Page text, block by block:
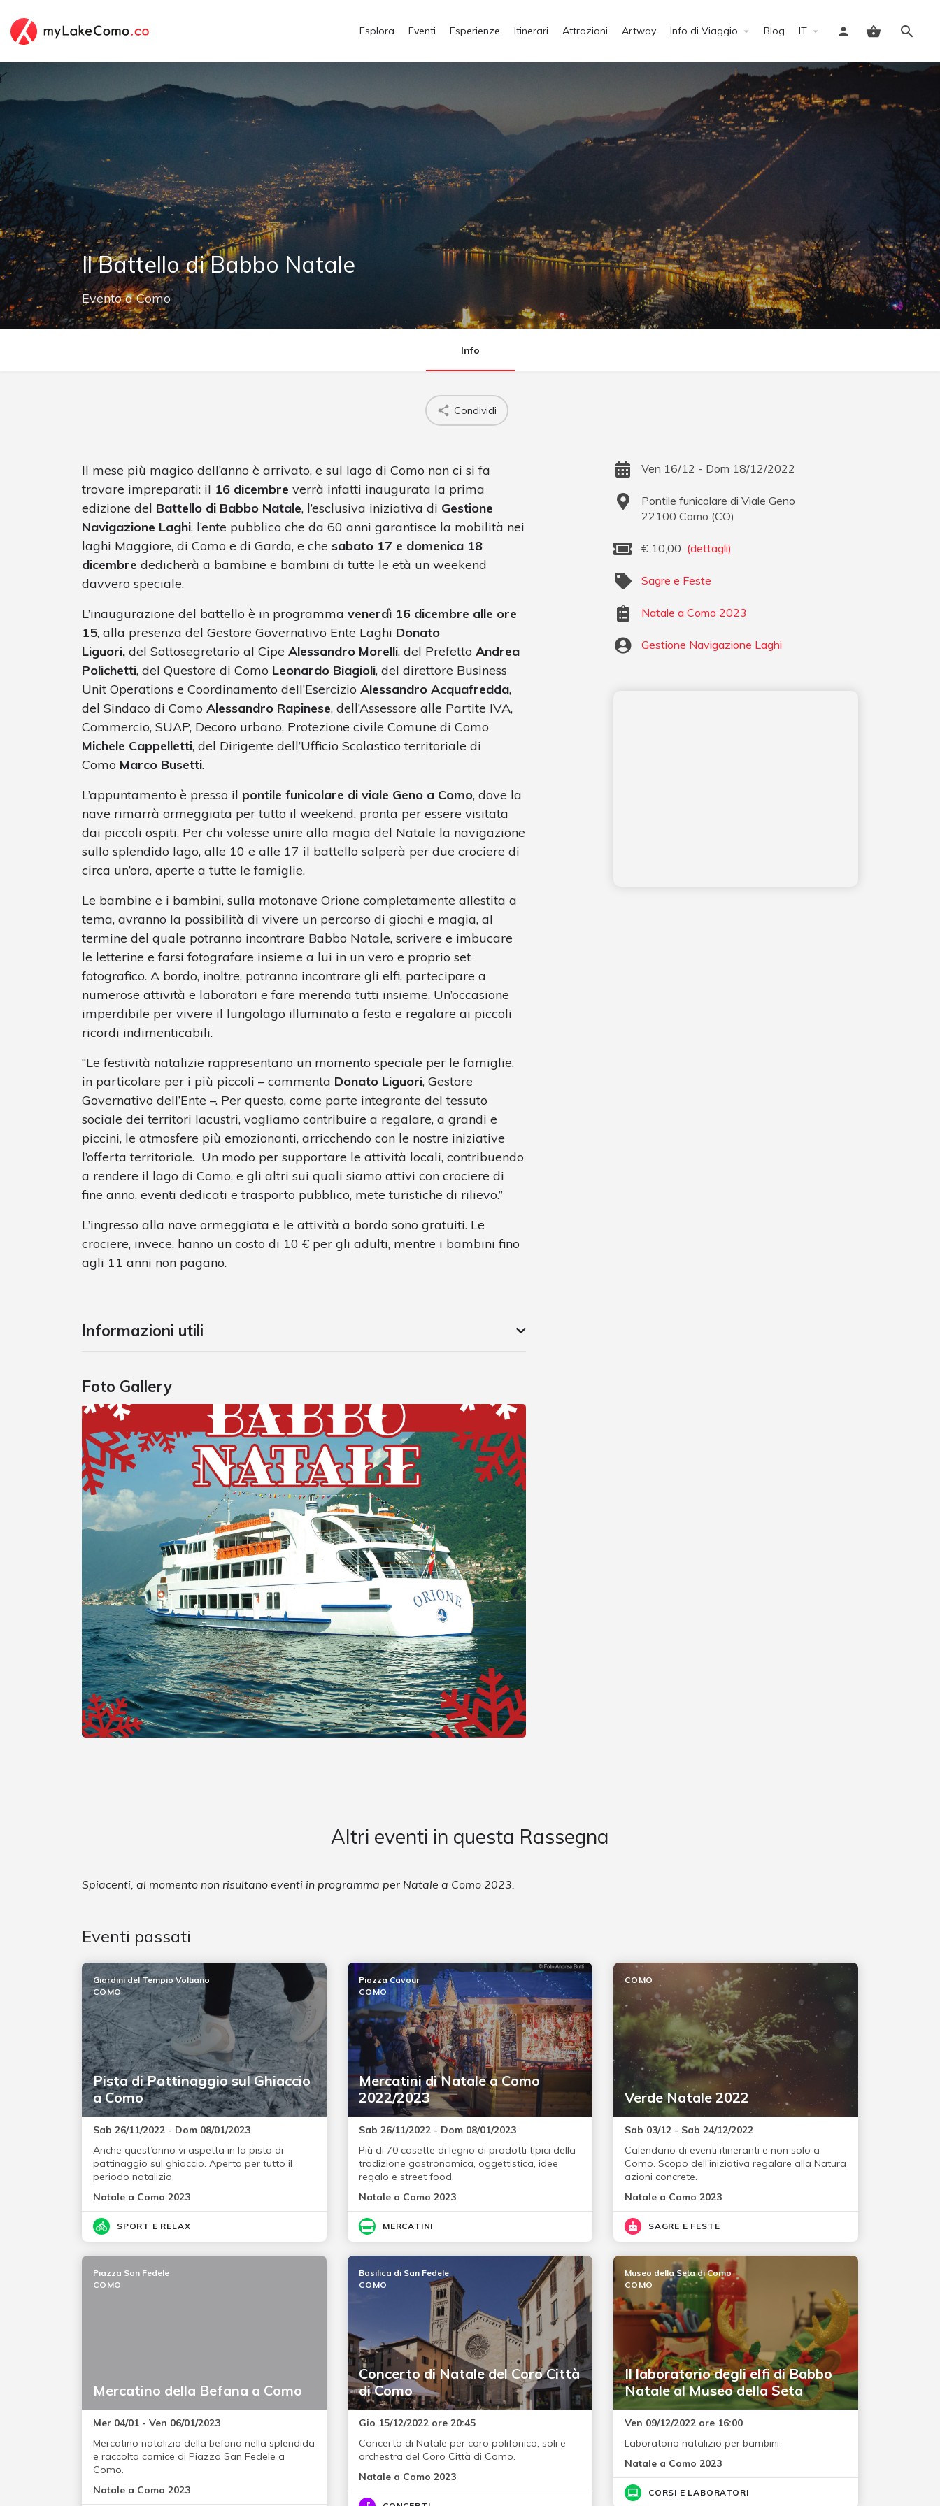
Esplora Eventi Esperienze Itinerari Attrazioni Artway Info di Viaggio Blog IT
Accedi
Il Battello di Babbo Natale
EventoaComo
Info
Condividi
Il mese più magico dell’anno è arrivato, e sul lago di Como non ci si fa
trovare impreparati: il 16 dicembre verrà infatti inaugurata la prima
edizione del Battello di Babbo Natale, l’esclusiva iniziativa di Gestione
Navigazione Laghi, l’ente pubblico che da 60 anni garantisce la mobilità nei
laghi Maggiore, di Como e di Garda, e che sabato 17 e domenica 18
dicembre dedicherà a bambine e bambini di tutte le età un weekend
davvero speciale.
L’inaugurazione del battello è in programma venerdì 16 dicembre alle ore
15, alla presenza del Gestore Governativo Ente Laghi Donato
Liguori, del Sottosegretario al Cipe Alessandro Morelli, del Prefetto Andrea
Polichetti, del Questore di Como Leonardo Biagioli, del direttore Business
Unit Operations e Coordinamento dell’Esercizio Alessandro Acquafredda,
del Sindaco di Como Alessandro Rapinese, dell’Assessore alle Partite IVA,
Commercio, SUAP, Decoro urbano, Protezione civile Comune di Como
Michele Cappelletti, del Dirigente dell’Ufficio Scolastico territoriale di
Como Marco Busetti.
L’appuntamento è presso il pontile funicolare di viale Geno a Como, dove la
nave rimarrà ormeggiata per tutto il weekend, pronta per essere visitata
dai piccoli ospiti. Per chi volesse unire alla magia del Natale la navigazione
sullo splendido lago, alle 10 e alle 17 il battello salperà per due crociere di
circa un’ora, aperte a tutte le famiglie.
Le bambine e i bambini, sulla motonave Orione completamente allestita a
tema, avranno la possibilità di vivere un percorso di giochi e magia, al
termine del quale potranno incontrare Babbo Natale, scrivere e imbucare
le letterine e farsi fotografare insieme a lui in un vero e proprio set
fotografico. A bordo, inoltre, potranno incontrare gli elfi, partecipare a
numerose attività e laboratori e fare merenda tutti insieme. Un’occasione
imperdibile per vivere il lungolago illuminato a festa e regalare ai piccoli
ricordi indimenticabili.
“Le festività natalizie rappresentano un momento speciale per le famiglie,
in particolare per i più piccoli – commenta Donato Liguori, Gestore
Governativo dell’Ente –. Per questo, come parte integrante del tessuto
sociale dei territori lacustri, vogliamo contribuire a regalare, a grandi e
piccini, le atmosfere più emozionanti, arricchendo con le nostre iniziative
l’offerta territoriale. Un modo per supportare le attività locali, contribuendo
a rendere il lago di Como, e gli altri sui quali siamo attivi con crociere di
fine anno, eventi dedicati e trasporto pubblico, mete turistiche di rilievo.”
L’ingresso alla nave ormeggiata e le attività a bordo sono gratuiti. Le
crociere, invece, hanno un costo di 10 € per gli adulti, mentre i bambini fino
agli 11 anni non pagano.
Informazioni utili
Foto Gallery
Ven 16/12 - Dom 18/12/2022
Pontile funicolare di Viale Geno
22100 Como (CO)
€ 10,00 (dettagli)
Sagre e Feste
Natale a Como 2023
Gestione Navigazione Laghi
Altri eventi in questa Rassegna
Spiacenti, al momento non risultano eventi in programma per Natale a Como 2023.
Eventi passati
Pista di Pattinaggio sul Ghiaccio
a Como
Giardini del Tempio Voltiano
COMO
Sab 26/11/2022 - Dom 08/01/2023
Anche quest’anno vi aspetta in la pista di
pattinaggio sul ghiaccio. Aperta per tutto il
periodo natalizio.
Natale a Como 2023
SPORT E RELAX
Mercatini di Natale a Como
2022/2023
Piazza Cavour
COMO
Sab 26/11/2022 - Dom 08/01/2023
Più di 70 casette di legno di prodotti tipici della
tradizione gastronomica, oggettistica, idee
regalo e street food.
Natale a Como 2023
MERCATINI
Verde Natale 2022
COMO
Sab 03/12 - Sab 24/12/2022
Calendario di eventi itineranti e non solo a
Como. Scopo dell'iniziativa regalare alla Natura
azioni concrete.
Natale a Como 2023
SAGRE E FESTE
Mercatino della Befana a Como
Piazza San Fedele
COMO
Mer 04/01 - Ven 06/01/2023
Mercatino natalizio della befana nella splendida
e raccolta cornice di Piazza San Fedele a
Como.
Natale a Como 2023
Concerto di Natale del Coro Città
di Como
Basilica di San Fedele
COMO
Gio 15/12/2022 ore 20:45
Concerto di Natale per coro polifonico, soli e
orchestra del Coro Città di Como.
Natale a Como 2023
Il laboratorio degli elfi di Babbo
Natale al Museo della Seta
Museo della Seta di Como
COMO
Ven 09/12/2022 ore 16:00
Laboratorio natalizio per bambini
Natale a Como 2023
CORSI E LABORATORI